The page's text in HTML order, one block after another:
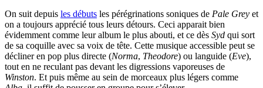
On suit depuis les débuts les pérégrinations soniques de Pale Grey et
on a toujours apprécié tous leurs détours. Ceci apparait bien
évidemment comme leur album le plus abouti, et ce dès Syd qui sort
de sa coquille avec sa voix de tête. Cette musique accessible peut se
décliner en pop plus directe (Norma, Theodore) ou languide (Eve),
tout en ne reculant pas devant les digressions vaporeuses de
Winston. Et puis même au sein de morceaux plus légers comme